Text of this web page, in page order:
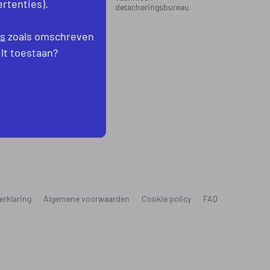
detacheringsbureau
Algemene voorwaarden Cookie policy FAQ
zoals omschreven
toestaan?